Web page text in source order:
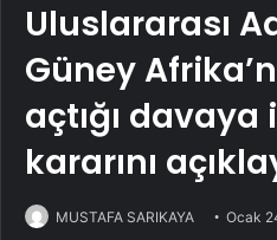
Uluslararası
Güney
açtığı davaya
kararını
MUSTAFA SARIKAYA Ocak